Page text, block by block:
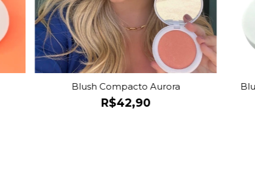
Blush Compacto Aurora
R$42,90